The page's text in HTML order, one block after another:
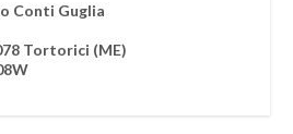
Conti Guglia
Tortorici (ME)